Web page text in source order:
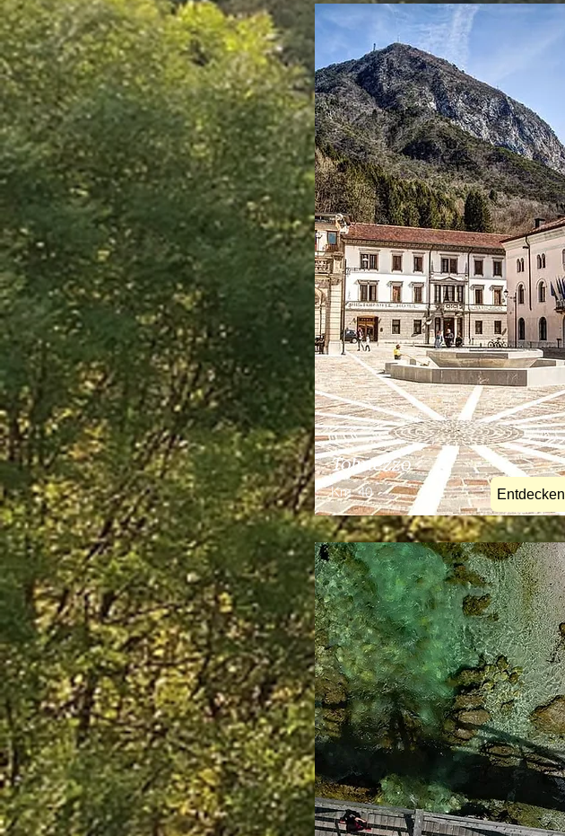
Tolmezzo
Km 40 Entdecken